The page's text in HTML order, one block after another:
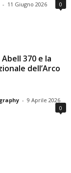
- 11 Giugno 2026 0
Abell 370 e la
dell’Arco
- 9 Aprile 2026
0